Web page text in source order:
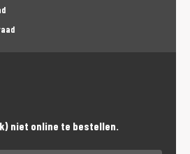
niet online te bestellen.